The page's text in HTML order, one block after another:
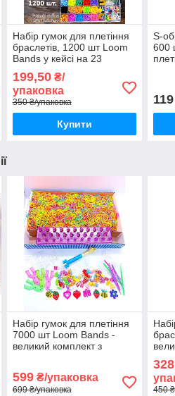
Набір гумок для плетіння
браслетів, 1200 шт Loom
Bands у кейсі на 23
підвісками та рогатками
199,50₴/
упаковка
350 ₴/упаковка
Купити
S-
600
119
Набір гумок для плетіння
7000 шт Loom Bands -
великий комплект з
599₴/упаковка
699 ₴/упаковка 450